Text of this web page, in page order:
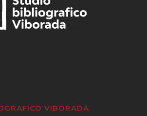
VIBORADA